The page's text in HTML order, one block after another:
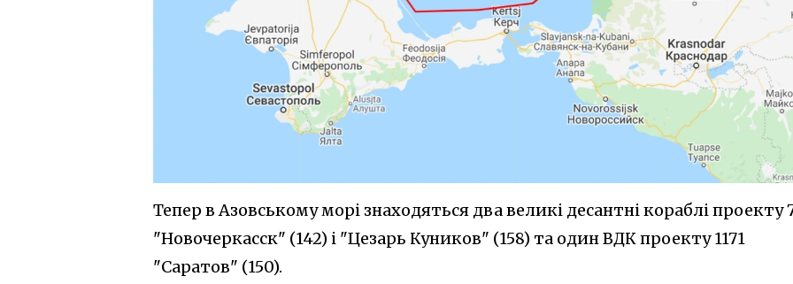
Тепер в Азовському морі знаходяться два великі десантні кораблі проекту
"Новочеркасск" (142) і "Цезарь Куников" (158) та один ВДК проекту 1171
"Саратов" (150).